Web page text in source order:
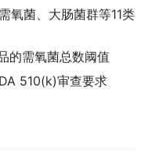
氧菌、大肠菌群等11类
的需氧菌总数阈值
510(k)审查要求